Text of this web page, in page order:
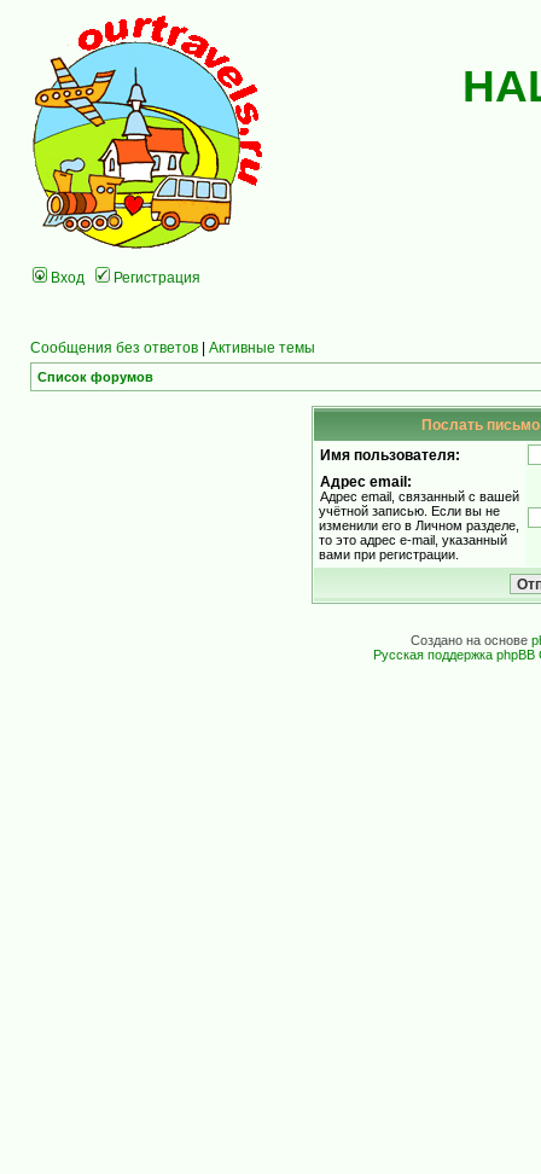
Вход Регистрация
Сообщения без ответов | Активные темы
Список форумов
Послать письмо
Имя пользователя:
Адрес email:
Адрес email, связанный с вашей
учётной записью. Если вы не
изменили его в Личном разделе,
то это адрес e-mail, указанный
вами при регистрации.
Создано на основе
Русская поддержка phpBB